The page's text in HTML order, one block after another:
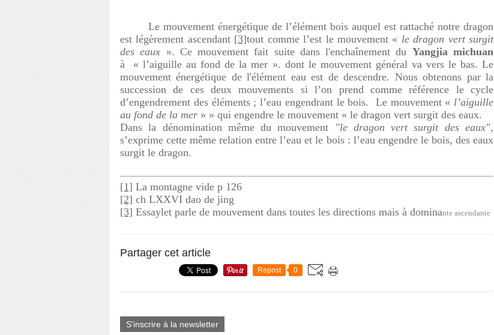
Le mouvement énergétique de l’élément bois auquel est rattaché notre dragon
est légèrement ascendant [3]tout comme l’est le mouvement « le dragon vert surgit
des eaux ». Ce mouvement fait suite dans l'enchaînement du Yangjia michuan
à « l’aiguille au fond de la mer ». dont le mouvement général va vers le bas. Le
mouvement énergétique de l'élément eau est de descendre. Nous obtenons par la
succession de ces deux mouvements si l’on prend comme référence le cycle
d’engendrement des éléments ; l’eau engendrant le bois. Le mouvement « l’aiguille
au fond de la mer » » qui engendre le mouvement « le dragon vert surgit des eaux.
Dans la dénomination même du mouvement
"le dragon vert surgit des eaux",
s’exprime cette même relation entre l’eau et le bois : l’eau engendre le bois, des eaux
surgit le dragon.
[1] La montagne vide p 126
[2] ch LXXVI dao de jing
[3] Essaylet parle de mouvement dans toutes les directions mais à dominante ascendante
Partager cet article
Repost 0
S'inscrire à la newsletter